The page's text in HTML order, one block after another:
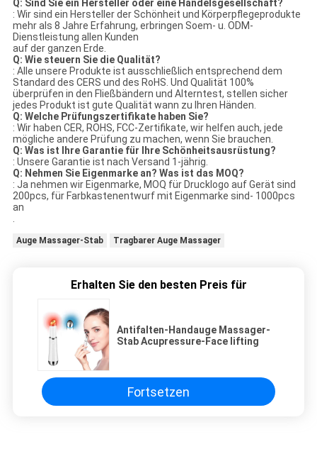
Q: Sind Sie ein Hersteller oder eine Handelsgesellschaft?
: Wir sind ein Hersteller der Schönheit und Körperpflegeprodukte
mehr als 8 Jahre Erfahrung, erbringen Soem- u. ODM-
Dienstleistung allen Kunden
auf der ganzen Erde.
Q: Wie steuern Sie die Qualität?
: Alle unsere Produkte ist ausschließlich entsprechend dem
Standard des CERS und des RoHS. Und Qualität 100%
überprüfen in den Fließbändern und Alterntest, stellen sicher
jedes Produkt ist gute Qualität wann zu Ihren Händen.
Q: Welche Prüfungszertifikate haben Sie?
: Wir haben CER, ROHS, FCC-Zertifikate, wir helfen auch, jede
mögliche andere Prüfung zu machen, wenn Sie brauchen.
Q: Was ist Ihre Garantie für Ihre Schönheitsausrüstung?
: Unsere Garantie ist nach Versand 1-jährig.
Q: Nehmen Sie Eigenmarke an? Was ist das MOQ?
: Ja nehmen wir Eigenmarke, MOQ für Drucklogo auf Gerät sind
200pcs, für Farbkastenentwurf mit Eigenmarke sind- 1000pcs
an
.
Auge Massager-Stab Tragbarer Auge Massager
Erhalten Sie den besten Preis für
Antifalten-Handauge Massager-
Stab Acupressure-Face lifting
Fortsetzen